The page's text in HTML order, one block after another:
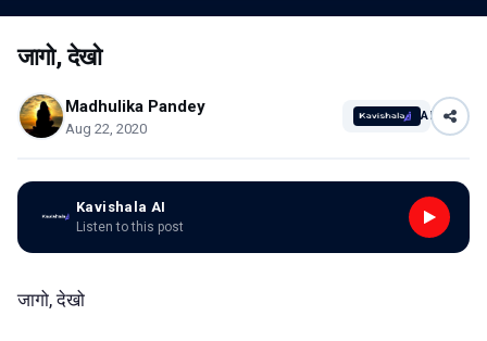
जागो, देखो
Madhulika Pandey
Aug 22, 2020
AI
Kavishala AI
Listen to this post
जागो, देखो